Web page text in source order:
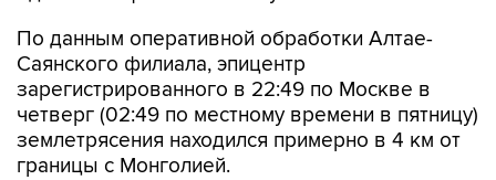
По данным оперативной обработки Алтае-
Саянского филиала, эпицентр
зарегистрированного в 22:49 по Москве в
четверг (02:49 по местному времени в пятницу)
землетрясения находился примерно в 4 км от
границы с Монголией.